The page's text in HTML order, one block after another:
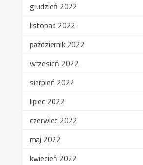
grudzień 2022
listopad 2022
październik 2022
wrzesień 2022
sierpień 2022
lipiec 2022
czerwiec 2022
maj 2022
kwiecień 2022